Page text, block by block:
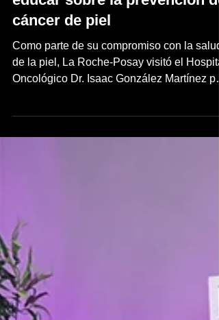
Hospital Oncológico para
educar sobre la prevención
cáncer de piel
Como parte de su compromiso con la salud